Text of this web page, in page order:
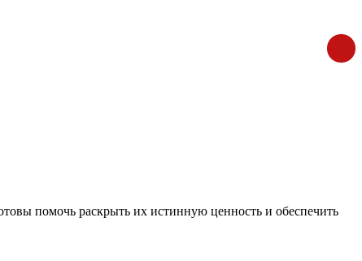
помочь раскрыть их истинную ценность и обеспечить